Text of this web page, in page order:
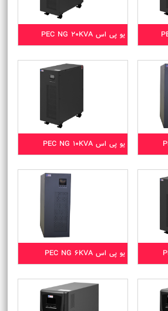
یو پی اس PEC NG 20KVA
یو پی اس PEC NG 10KVA
یو پی اس PEC NG 6KVA